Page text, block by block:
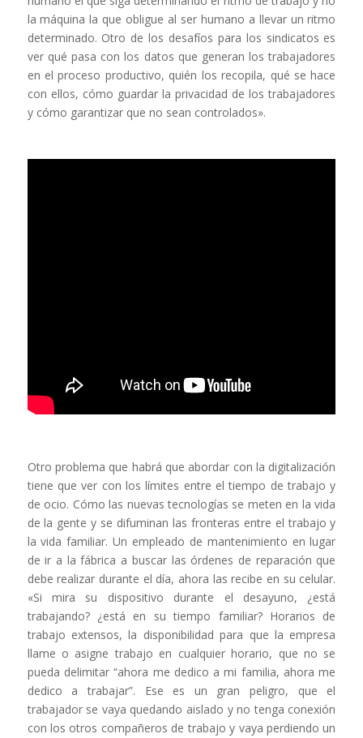
la máquina la que obligue al ser humano a llevar un ritmo
determinado. Otro de los desafíos para los sindicatos es
ver qué pasa con los datos que generan los trabajadores
en el proceso productivo, quién los recopila, qué se hace
con ellos, cómo guardar la privacidad de los trabajadores
y cómo garantizar que no sean controlados».
Otro problema que habrá que abordar con la digitalización
tiene que ver con los límites entre el tiempo de trabajo y
de ocio. Cómo las nuevas tecnologías se meten en la vida
de la gente y se difuminan las fronteras entre el trabajo y
la vida familiar. Un empleado de mantenimiento en lugar
de ir a la fábrica a buscar las órdenes de reparación que
debe realizar durante el día, ahora las recibe en su celular.
«Si mira su dispositivo durante el desayuno, ¿está
trabajando? ¿está en su tiempo familiar? Horarios de
trabajo extensos, la disponibilidad para que la empresa
llame o asigne trabajo en cualquier horario, que no se
pueda delimitar “ahora me dedico a mi familia, ahora me
dedico a trabajar”. Ese es un gran peligro, que el
trabajador se vaya quedando aislado y no tenga conexión
con los otros compañeros de trabajo y vaya perdiendo un